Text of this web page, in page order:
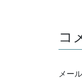
コ
メー